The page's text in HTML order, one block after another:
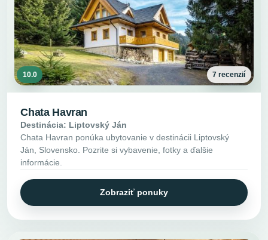
10.0 7 recenzií
Chata Havran
Destinácia: Liptovský Ján
Chata Havran ponúka ubytovanie v destinácii Liptovský
Ján, Slovensko. Pozrite si vybavenie, fotky a ďalšie
informácie.
Zobraziť ponuky